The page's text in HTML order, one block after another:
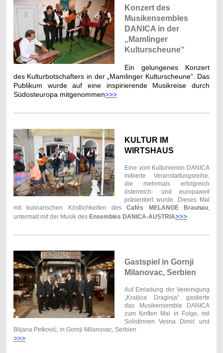
Konzert des
Musikensembles
DANICA in der
„Mamlinger
Kulturscheune“
Ein gelungenes Konzert
des Kulturbotschafters in der „Mamlinger Kulturscheune“. Das
Publikum wurde auf eine inspirierende Musikreise durch
Südosteuropa mitgenommen>>>
KULTUR IM
WIRTSHAUS
Eine vom Kulturverein DANICA
initiierte Veranstaltungsreihe,
die mehrmals erfolgreich
österreich- und europaweit
präsentiert wurde. Dieses Mal
mit kulinarischen Köstlichkeiten desCafés MELANGE Braunau
untermalt mit der Musik des Ensembles DANICA-AUSTRIA>>>
Gastspiel in Gornji
Milanovac, Serbien
Auf Einladung der Vereinigung
„Kraljica Draginja“ gastierte
das Musikensemble DANICA
zum fünften Mal in Folge, mit
Solistinnen Vesna Dimić und
Biljana Petković, in Gornji Milanovac, Serbien
>>>